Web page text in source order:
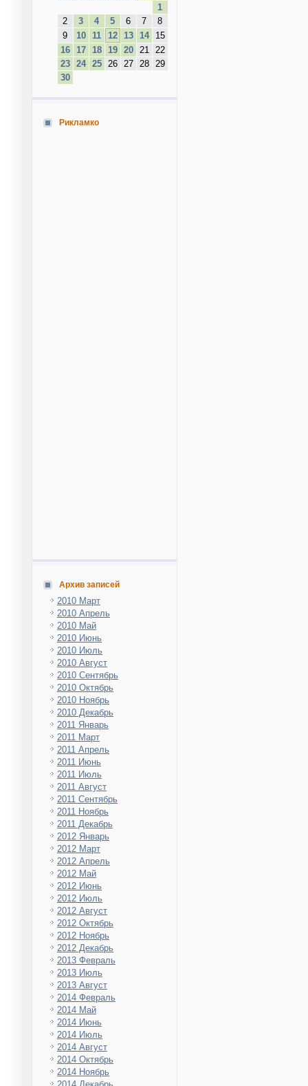
1
2
3 4 5 6 7
8
9
10 11 12 13 14
15
16
17 18 19 20 21
22
23
24 25 26 27 28
29
30
Рикламко
Архив записей
2010 Март
2010 Апрель
2010 Май
2010 Июнь
2010 Июль
2010 Август
2010 Сентябрь
2010 Октябрь
2010 Ноябрь
2010 Декабрь
2011 Январь
2011 Март
2011 Апрель
2011 Июнь
2011 Июль
2011 Август
2011 Сентябрь
2011 Ноябрь
2011 Декабрь
2012 Январь
2012 Март
2012 Апрель
2012 Май
2012 Июнь
2012 Июль
2012 Август
2012 Октябрь
2012 Ноябрь
2012 Декабрь
2013 Февраль
2013 Июль
2013 Август
2014 Февраль
2014 Май
2014 Июнь
2014 Июль
2014 Август
2014 Октябрь
2014 Ноябрь